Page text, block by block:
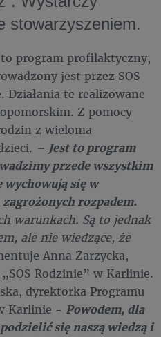
stowarzyszeniem.
to program profilaktyczny,
jest przez SOS
Działania te realizowane
Z pomocy
z wieloma
– Jest to program
przede wszystkim
wychowują się w
rozpadem.
warunkach. Są to jednak
ale nie wiedzące, że
Anna Zarzycka,
Rodzinie” w Karlinie.
dyrektorka Programu
Karlinie - Powodem, dla
się naszą wiedzą i